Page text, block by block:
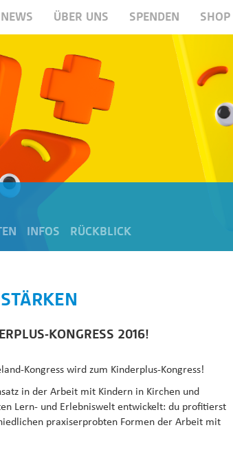
NEWS ÜBER UNS SPENDEN SHOP
INFOS RÜCKBLICK
KONGRESS 2016!
Kongress wird zum Kinderplus-Kongress!
in der Arbeit mit Kindern in Kirchen und
Lern- und Erlebniswelt entwickelt: du profitierst
praxiserprobten Formen der Arbeit mit